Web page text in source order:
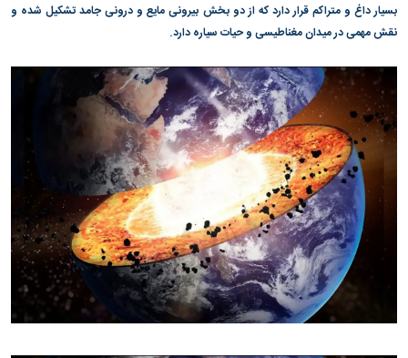
بسیار داغ و متراکم قرار دارد که از دو بخش بیرونی مایع و درونی جامد تشکیل شده و
نقش مهمی در میدان مغناطیسی و حیات سیاره دارد.